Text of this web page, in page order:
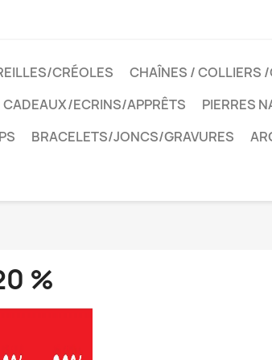
CRÉOLES CHAÎNES / COLLIERS
CADEAUX/ECRINS/APPRÊTS
PIERRES
BRACELETS/JONCS/GRAVURES
%